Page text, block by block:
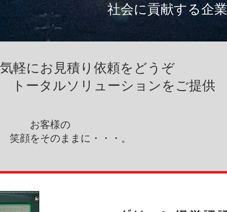
貢献する企業支
軽にお見積り依頼をどうぞ
ソリューションをご提供
客様の
をそのままに・・・。